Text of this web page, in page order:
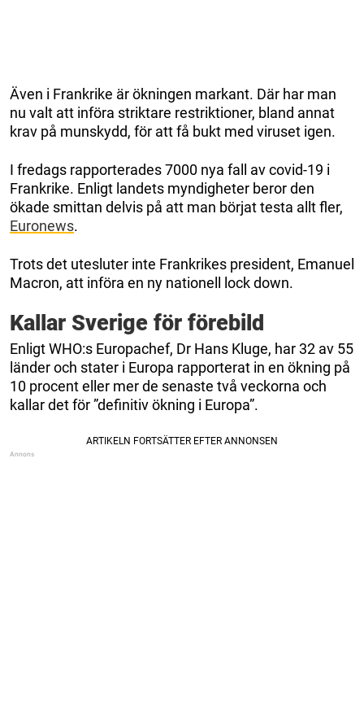
Även i Frankrike är ökningen markant. Där har man
nu valt att införa striktare restriktioner, bland annat
krav på munskydd, för att få bukt med viruset igen.
I fredags rapporterades 7000 nya fall av covid-19 i
Frankrike. Enligt landets myndigheter beror den
ökade smittan delvis på att man börjat testa allt fler,
Euronews.
Trots det utesluter inte Frankrikes president, Emanuel
Macron, att införa en ny nationell lock down.
Kallar Sverige för förebild
Enligt WHO:s Europachef, Dr Hans Kluge, har 32 av 55
länder och stater i Europa rapporterat in en ökning på
10 procent eller mer de senaste två veckorna och
kallar det för ”definitiv ökning i Europa”.